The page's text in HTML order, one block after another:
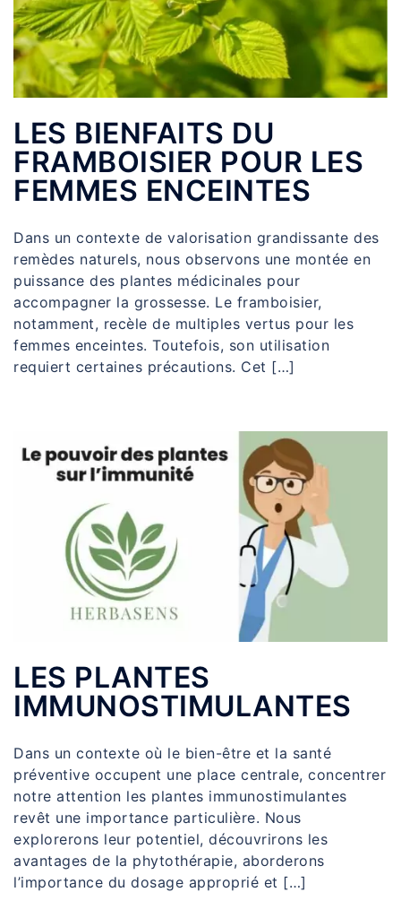
LES BIENFAITS DU
FRAMBOISIER POUR LES
FEMMES ENCEINTES
Dans un contexte de valorisation grandissante des
remèdes naturels, nous observons une montée en
puissance des plantes médicinales pour
accompagner la grossesse. Le framboisier,
notamment, recèle de multiples vertus pour les
femmes enceintes. Toutefois, son utilisation
requiert certaines précautions. Cet […]
LES PLANTES
IMMUNOSTIMULANTES
Dans un contexte où le bien-être et la santé
préventive occupent une place centrale, concentrer
notre attention les plantes immunostimulantes
revêt une importance particulière. Nous
explorerons leur potentiel, découvrirons les
avantages de la phytothérapie, aborderons
l’importance du dosage approprié et […]